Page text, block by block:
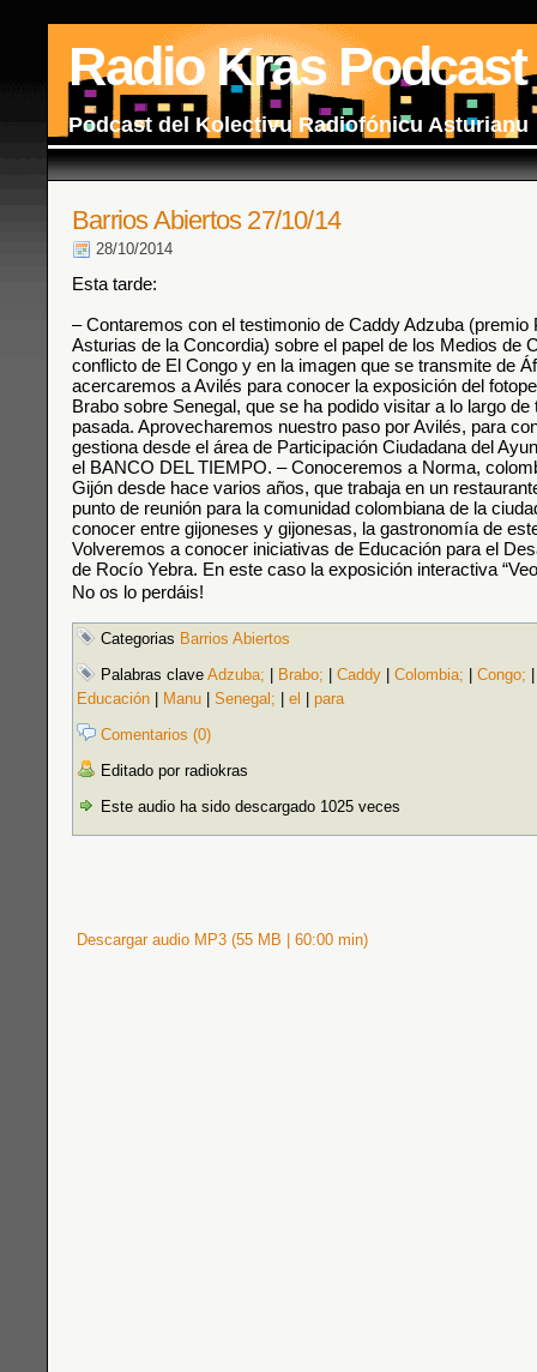
Radio Kras Podcast
Podcast del Kolectivu Radiofónicu Asturianu
Barrios Abiertos 27/10/14
28/10/2014
Esta tarde:
– Contaremos con el testimonio de Caddy Adzuba (premio
Asturias de la Concordia) sobre el papel de los Medios de
conflicto de El Congo y en la imagen que se transmite de
acercaremos a Avilés para conocer la exposición del
Brabo sobre Senegal, que se ha podido visitar a lo largo de
pasada. Aprovecharemos nuestro paso por Avilés, para
gestiona desde el área de Participación Ciudadana del
el BANCO DEL TIEMPO. – Conoceremos a Norma,
Gijón desde hace varios años, que trabaja en un
punto de reunión para la comunidad colombiana de la
conocer entre gijoneses y gijonesas, la gastronomía de
Volveremos a conocer iniciativas de Educación para el
de Rocío Yebra. En este caso la exposición interactiva
No os lo perdáis!
Categorias Barrios Abiertos
Palabras clave Adzuba; Brabo; Caddy Colombia; Congo;
Educación
Manu Senegal; el
para
Comentarios (0)
Editado por radiokras
Este audio ha sido descargado 1025 veces
Descargar audio MP3 (55 MB | 60:00 min)